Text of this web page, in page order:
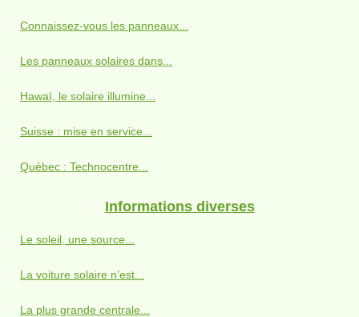
Connaissez-vous les panneaux...
Les panneaux solaires dans...
Hawaï, le solaire illumine...
Suisse : mise en service...
Québec : Technocentre...
Informations diverses
Le soleil, une source...
La voiture solaire n’est...
La plus grande centrale...